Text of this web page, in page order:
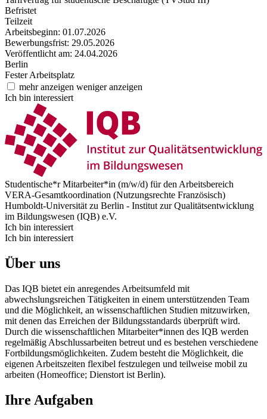
Befristet
Teilzeit
Arbeitsbeginn: 01.07.2026
Bewerbungsfrist: 29.05.2026
Veröffentlicht am: 24.04.2026
Berlin
Fester Arbeitsplatz
mehr anzeigen weniger anzeigen
Ich bin interessiert
Studentische*r Mitarbeiter*in (m/w/d) für den Arbeitsbereich
VERA-Gesamtkoordination (Nutzungsrechte Französisch)
Humboldt-Universität zu Berlin - Institut zur Qualitätsentwicklung
im Bildungswesen (IQB) e.V.
Ich bin interessiert
Ich bin interessiert
Über uns
Das IQB bietet ein anregendes Arbeitsumfeld mit
abwechslungsreichen Tätigkeiten in einem unterstützenden Team
und die Möglichkeit, an wissenschaftlichen Studien mitzuwirken,
mit denen das Erreichen der Bildungsstandards überprüft wird.
Durch die wissenschaftlichen Mitarbeiter*innen des IQB werden
regelmäßig Abschlussarbeiten betreut und es bestehen verschiedene
Fortbildungsmöglichkeiten. Zudem besteht die Möglichkeit, die
eigenen Arbeitszeiten flexibel festzulegen und teilweise mobil zu
arbeiten (Homeoffice; Dienstort ist Berlin).
Ihre Aufgaben